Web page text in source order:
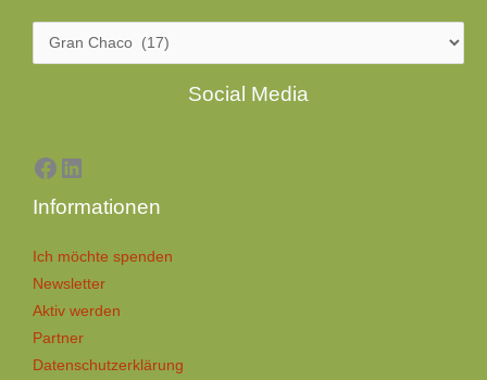
Social Media
Facebook
LinkedIn
Informationen
Ich möchte spenden
Newsletter
Aktiv werden
Partner
Datenschutzerklärung